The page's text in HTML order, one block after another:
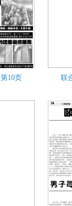
第10页 联